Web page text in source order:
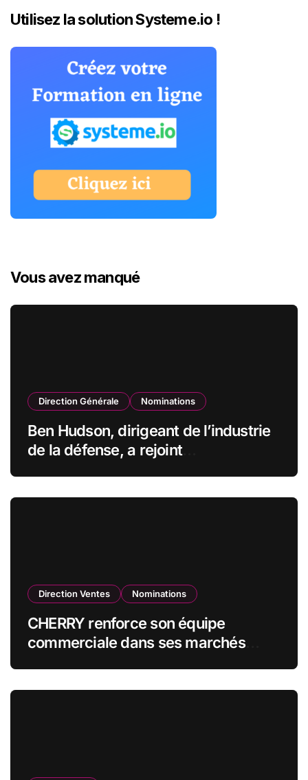
Utilisez la solution Systeme.io !
Vous avez manqué
Direction Générale Nominations
Ben Hudson, dirigeant de l’industrie
de la défense, a rejoint
Direction Ventes Nominations
CHERRY renforce son équipe
commerciale dans ses marchés